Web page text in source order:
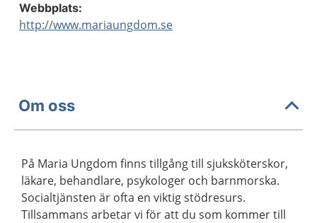
Webbplats:
http://www.mariaungdom.se
Om oss
På Maria Ungdom finns tillgång till sjuksköterskor,
läkare, behandlare, psykologer och barnmorska.
Socialtjänsten är ofta en viktig stödresurs.
Tillsammans arbetar vi för att du som kommer till